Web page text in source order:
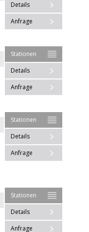
Details
Anfrage
Stationen
Details
Anfrage
Stationen
Details
Anfrage
Stationen
Details
Anfrage